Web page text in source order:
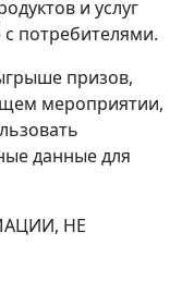
и услуг
потребителями.
призов,
мероприятии,
данные для
НЕ